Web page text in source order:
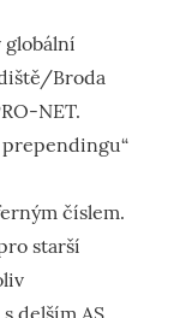
globální
Broda
NET.
prependingu“
číslem.
starší